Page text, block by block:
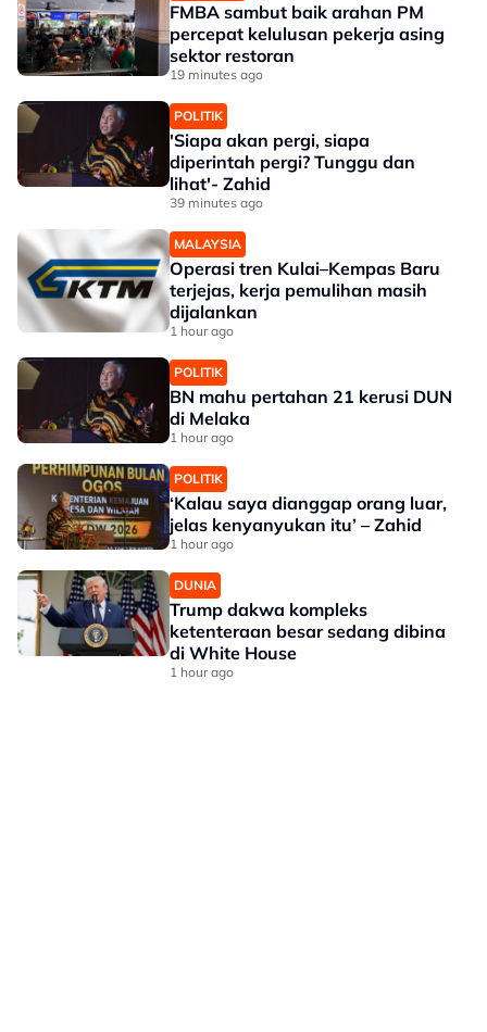
FMBA sambut baik arahan PM
percepat kelulusan pekerja asing
sektor restoran
19 minutes ago
POLITIK
'Siapa akan pergi, siapa
diperintah pergi? Tunggu dan
lihat'- Zahid
39 minutes ago
MALAYSIA
Operasi tren Kulai–Kempas Baru
terjejas, kerja pemulihan masih
dijalankan
1 hour ago
POLITIK
BN mahu pertahan 21 kerusi DUN
di Melaka
1 hour ago
POLITIK
‘Kalau saya dianggap orang luar,
jelas kenyanyukan itu’ – Zahid
1 hour ago
DUNIA
Trump dakwa kompleks
ketenteraan besar sedang dibina
di White House
1 hour ago